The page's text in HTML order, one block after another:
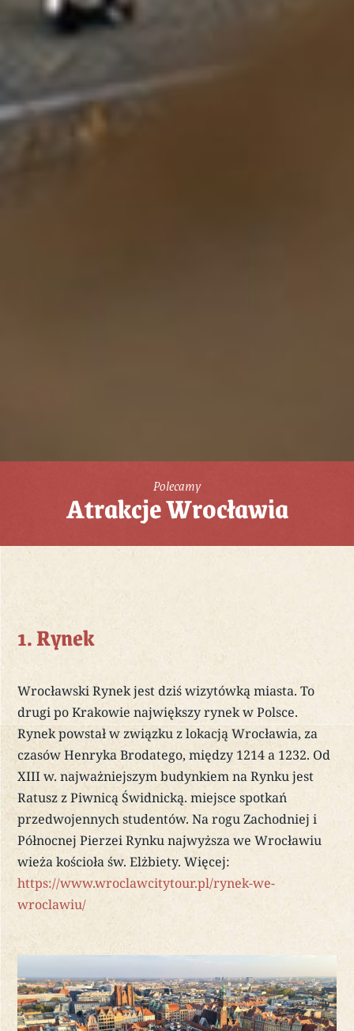
Polecamy
Atrakcje Wrocławia
1. Rynek
Wrocławski Rynek jest dziś wizytówką miasta. To
drugi po Krakowie największy rynek w Polsce.
Rynek powstał w związku z lokacją Wrocławia, za
czasów Henryka Brodatego, między 1214 a 1232. Od
XIII w. najważniejszym budynkiem na Rynku jest
Ratusz z Piwnicą Świdnicką. miejsce spotkań
przedwojennych studentów. Na rogu Zachodniej i
Północnej Pierzei Rynku najwyższa we Wrocławiu
wieża kościoła św. Elżbiety. Więcej:
https://www.wroclawcitytour.pl/rynek-we-
wroclawiu/